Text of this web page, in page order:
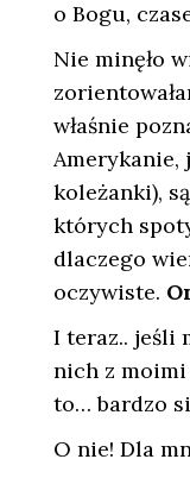
o Bogu,
Nie minęło
właśnie
Amerykanie,
koleżanki),
których
dlaczego
oczywiste.
I teraz.. jeśli
nich z
to… bardzo
O nie! Dla